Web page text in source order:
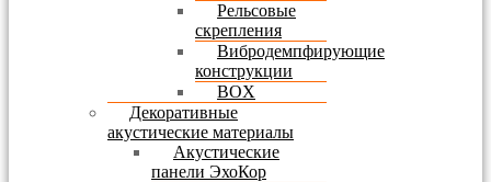
Рельсовые
скрепления
Вибродемпфирующие
конструкции
BOX
Декоративные
акустические материалы
Акустические
панели ЭхоКор